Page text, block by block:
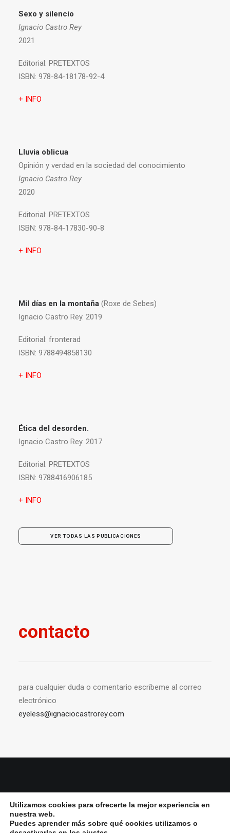
Sexo y silencio
Ignacio Castro Rey
2021
Editorial: PRETEXTOS
ISBN: 978-84-18178-92-4
+ INFO
Lluvia oblicua
Opinión y verdad en la sociedad del conocimiento
Ignacio Castro Rey
2020
Editorial: PRETEXTOS
ISBN: 978-84-17830-90-8
+ INFO
Mil días en la montaña (Roxe de Sebes)
Ignacio Castro Rey. 2019
Editorial: fronterad
ISBN: 9788494858130
+ INFO
Ética del desorden.
Ignacio Castro Rey. 2017
Editorial: PRETEXTOS
ISBN: 9788416906185
+ INFO
VER TODAS LAS PUBLICACIONES
contacto
para cualquier duda o comentario escríbeme al correo
electrónico
eyeless@ignaciocastrorey.com
privacidadǀPolítica de cookies
Utilizamos cookies para ofrecerte la mejor experiencia en
nuestra web.
Puedes aprender más sobre qué cookies utilizamos o